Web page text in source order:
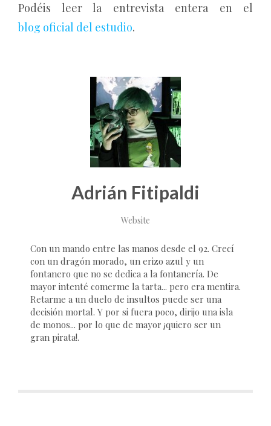
Podéis leer la entrevista entera en el
blog oficial del estudio.
Adrián Fitipaldi
Website
Con un mando entre las manos desde el 92. Crecí
con un dragón morado, un erizo azul y un
fontanero que no se dedica a la fontanería. De
mayor intenté comerme la tarta... pero era mentira.
Retarme a un duelo de insultos puede ser una
decisión mortal. Y por si fuera poco, dirijo una isla
de monos... por lo que de mayor ¡quiero ser un
gran pirata!.